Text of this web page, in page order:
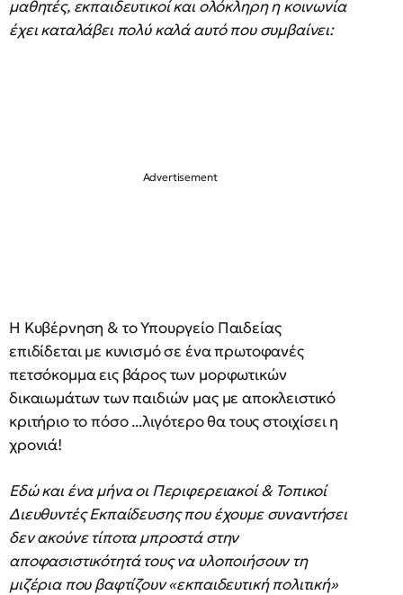
μαθητές, εκπαιδευτικοί και ολόκληρη η κοινωνία
έχει καταλάβει πολύ καλά αυτό που συμβαίνει:
Η Κυβέρνηση & το Υπουργείο Παιδείας
επιδίδεται με κυνισμό σε ένα πρωτοφανές
πετσόκομμα εις βάρος των μορφωτικών
δικαιωμάτων των παιδιών μας με αποκλειστικό
κριτήριο το πόσο ...λιγότερο θα τους στοιχίσει η
χρονιά!
Εδώ και ένα μήνα οι Περιφερειακοί & Τοπικοί
Διευθυντές Εκπαίδευσης που έχουμε συναντήσει
δεν ακούνε τίποτα μπροστά στην
αποφασιστικότητά τους να υλοποιήσουν τη
μιζέρια που βαφτίζουν «εκπαιδευτική πολιτική»